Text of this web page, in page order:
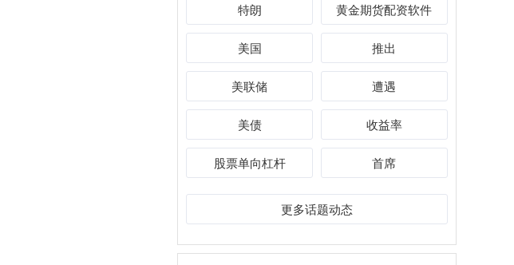
特朗 黄金期货配资软件
美国 推出
美联储 遭遇
美债 收益率
股票单向杠杆 首席
更多话题动态